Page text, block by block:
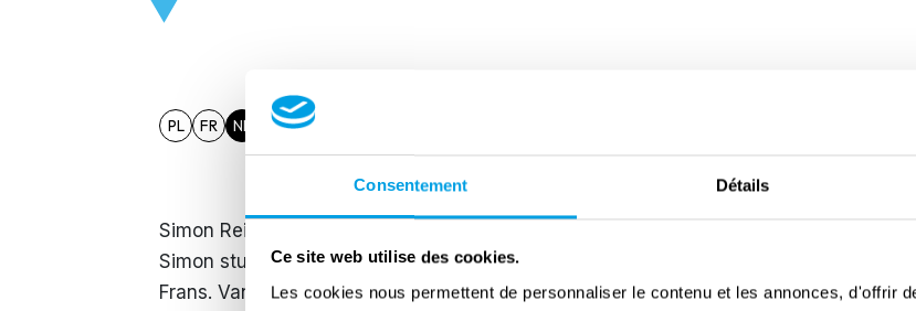
Consentement Détails
Ce site web utilise des cookies.
Les cookies nous permettent de personnaliser le contenu et les annonces, d'offrir
PL FR NL DE EN
Simon Reifeisen was de oudste van vijf kinderen, geboren in 1892 in het Poolse
Simon studeerde rechten en talen. Hij sprak vloeiend Pools, Duits, Russisch, Engels en
Frans. Vanaf 1915 diende hij in het Oostenrijkse leger, totdat hij gevangen werd